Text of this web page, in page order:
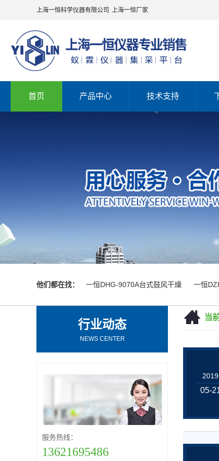
上海一恒科学仪器有限公司 上海一恒厂家
首页 产品中心 技术支持
他们都在找： 一恒DHG-9070A台式鼓风干燥 一恒
当
2019
05-
行业动态
NEWS CENTER
服务热线：
13621695486